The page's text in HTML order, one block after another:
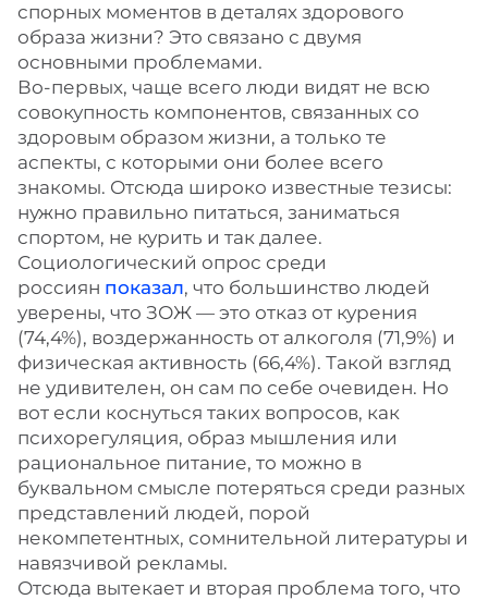
спорных моментов в деталях здорового
образа жизни? Это связано с двумя
основными проблемами.
Во-первых, чаще всего люди видят не всю
совокупность компонентов, связанных со
здоровым образом жизни, а только те
аспекты, с которыми они более всего
знакомы. Отсюда широко известные тезисы:
нужно правильно питаться, заниматься
спортом, не курить и так далее.
Социологический опрос среди
россиян показал, что большинство людей
уверены, что ЗОЖ — это отказ от курения
(74,4%), воздержанность от алкоголя (71,9%) и
физическая активность (66,4%). Такой взгляд
не удивителен, он сам по себе очевиден. Но
вот если коснуться таких вопросов, как
психорегуляция, образ мышления или
рациональное питание, то можно в
буквальном смысле потеряться среди разных
представлений людей, порой
некомпетентных, сомнительной литературы и
навязчивой рекламы.
Отсюда вытекает и вторая проблема того, что